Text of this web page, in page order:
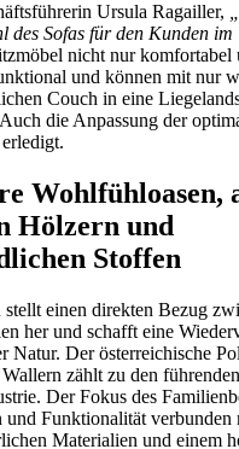
Ursula Ragailler,
des Sofas für den Kunden
nicht nur komfortabel
und können mit nur
Couch in eine
die Anpassung der
Wohlfühloasen,
Hölzern und
Stoffen
einen direkten Bezug
her und schafft eine
Natur. Der österreichische
zählt zu den
Der Fokus des
und Funktionalität
Materialien und einem